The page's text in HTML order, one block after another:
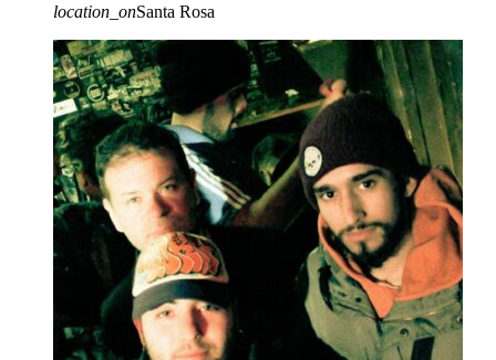
location_onSanta Rosa